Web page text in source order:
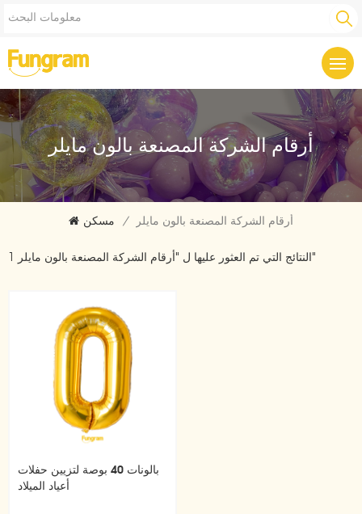
أرقام الشركة المصنعة بالون مايلر
مسكن / أرقام الشركة المصنعة بالون مايلر
1 النتائج التي تم العثور عليها ل "أرقام الشركة المصنعة بالون مايلر"
بالونات 40 بوصة لتزيين حفلات
أعياد الميلاد